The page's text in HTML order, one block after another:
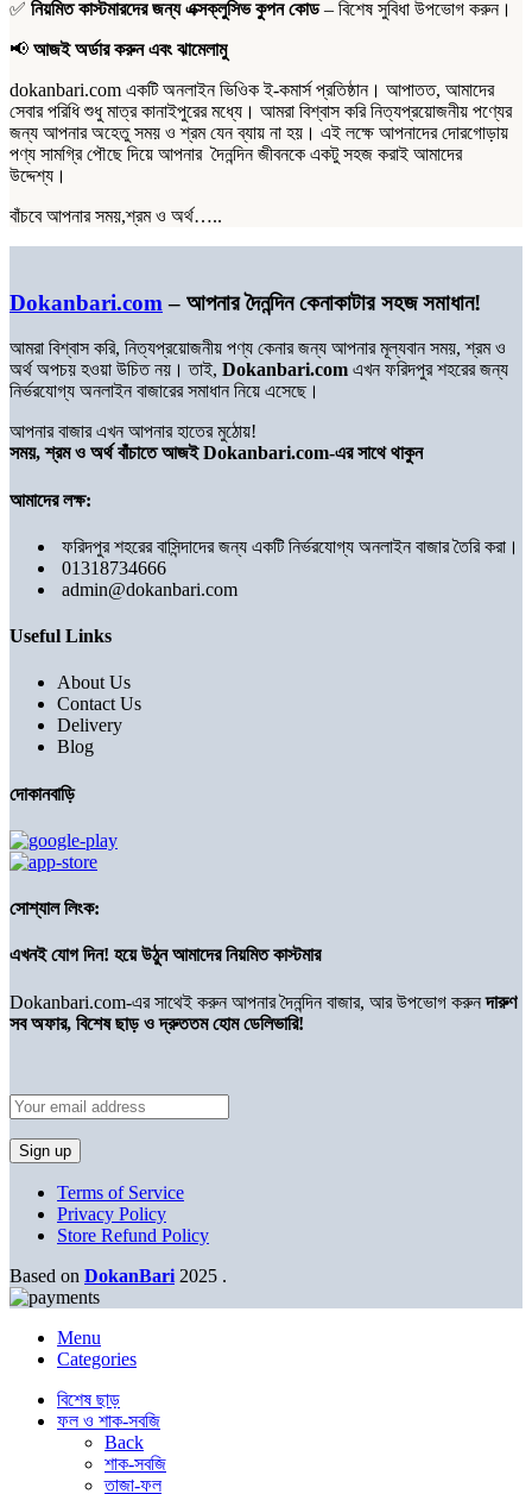
✅ নিয়মিত কাস্টমারদের জন্য এক্সক্লুসিভ কুপন কোড– বিশেষ সুবিধা উপভোগ করুন।
📢 আজই অর্ডার করুন এবং ঝামেলামু
dokanbari.com একটি অনলাইন ভিওিক ই-কমার্স প্রতিষ্ঠান। আপাতত, আমাদের
সেবার পরিধি শুধু মাত্র কানাইপুরের মধ্যে। আমরা বিশ্বাস করি নিত্যপ্রয়োজনীয় পণ্যের
জন্য আপনার অহেতু সময় ও শ্রম যেন ব্যায় না হয়। এই লক্ষে আপনাদের দোরগোড়ায়
পণ্য সামগ্রি পৌছে দিয়ে আপনার দৈনন্দিন জীবনকে একটু সহজ করাই আমাদের
উদ্দেশ্য।
বাঁচবে আপনার সময়,শ্রম ও অর্থ…..
Dokanbari.com – আপনার দৈনন্দিন কেনাকাটার সহজ সমাধান!
আমরা বিশ্বাস করি, নিত্যপ্রয়োজনীয় পণ্য কেনার জন্য আপনার মূল্যবান সময়, শ্রম ও
অর্থ অপচয় হওয়া উচিত নয়। তাই, Dokanbari.com এখন ফরিদপুর শহরের জন্য
নির্ভরযোগ্য অনলাইন বাজারের সমাধান নিয়ে এসেছে।
আপনার বাজার এখন আপনার হাতের মুঠোয়!
সময়, শ্রম ও অর্থ বাঁচাতে আজই Dokanbari.com-এর সাথে থাকুন
আমাদের লক্ষ:
ফরিদপুর শহরের বাসিন্দাদের জন্য একটি নির্ভরযোগ্য অনলাইন বাজার তৈরি করা।
01318734666
admin@dokanbari.com
Useful Links
About Us
Contact Us
Delivery
Blog
দোকানবাড়ি
সোশ্যাল লিংক:
এখনই যোগ দিন! হয়ে উঠুন আমাদের নিয়মিত কাস্টমার
Dokanbari.com-এর সাথেই করুন আপনার দৈনন্দিন বাজার, আর উপভোগ করুনদারুণ
সব অফার, বিশেষ ছাড় ও দ্রুততম হোম ডেলিভারি!
Terms of Service
Privacy Policy
Store Refund Policy
Based on DokanBari 2025 .
Menu
Categories
বিশেষ ছাড়
ফল ও শাক-সবজি
Back
শাক-সবজি
তাজা-ফল